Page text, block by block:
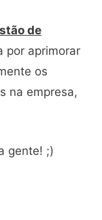
de
por aprimorar
os
na empresa,
gente! ;)